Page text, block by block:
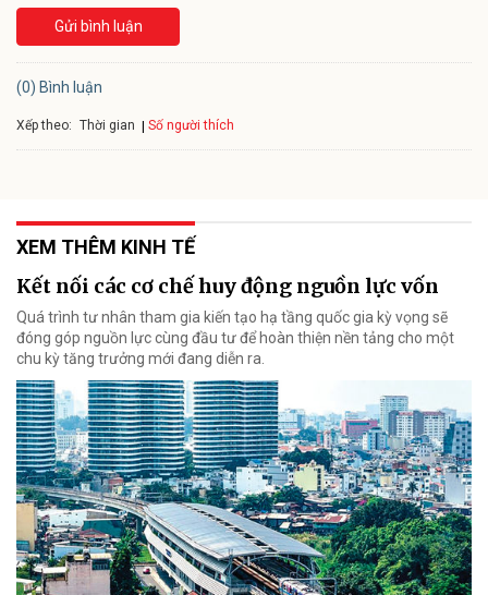
Gửi bình luận
(0) Bình luận
Xếp theo: Thời gian Số người thích
XEM THÊM KINH TẾ
Kết nối các cơ chế huy động nguồn lực vốn
Quá trình tư nhân tham gia kiến tạo hạ tầng quốc gia kỳ vọng sẽ
đóng góp nguồn lực cùng đầu tư để hoàn thiện nền tảng cho một
chu kỳ tăng trưởng mới đang diễn ra.